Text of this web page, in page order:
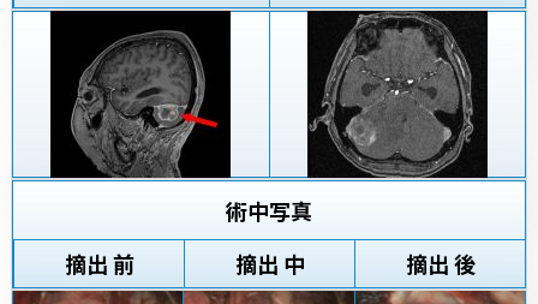
術中写真
摘出 前
摘出 中 摘出 後